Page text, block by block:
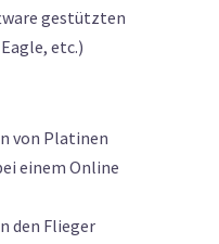
gestützten
etc.)
von Platinen
einem Online
den Flieger